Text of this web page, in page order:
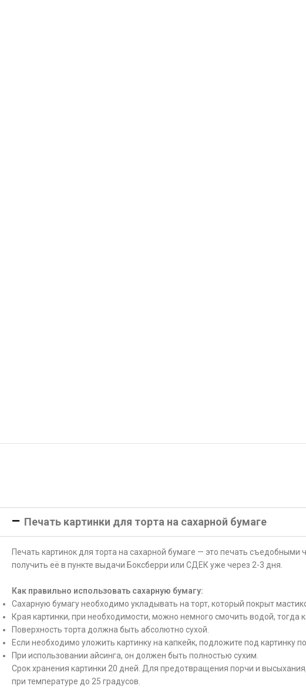
Печать картинки для торта на сахарной бумаге
Печать картинок для торта на сахарной бумаге — это печать
получить её в пункте выдачи Боксберри или СДЕК уже через 2-3 дня.
Как правильно использовать сахарную бумагу:
Сахарную бумагу необходимо укладывать на торт, который покрыт
Края картинки, при необходимости, можно немного смочить водой, тогда
Поверхность торта должна быть абсолютно сухой.
Если необходимо уложить картинку на капкейк, подложите под картинку
При использовании айсинга, он должен быть полностью сухим.
Срок хранения картинки 20 дней. Для предотвращения порчи и
при температуре до 25 градусов.